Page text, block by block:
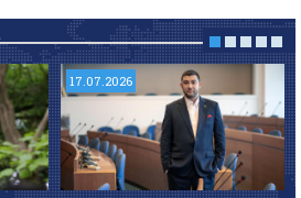
17.07.2026